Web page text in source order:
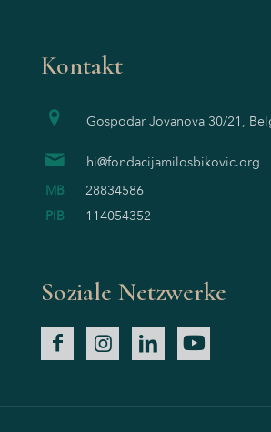
Kontakt
Gospodar Jovanova 30/21,
hi@fondacijamilosbikovic.org
MB
28834586
PIB
114054352
Soziale Netzwerke